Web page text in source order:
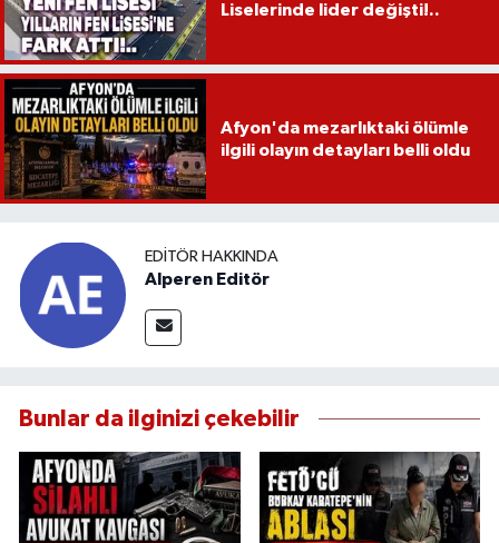
Liselerinde lider değişti!..
Afyon'da mezarlıktaki ölümle
ilgili olayın detayları belli oldu
EDITÖR HAKKINDA
Alperen Editör
Bunlar da ilginizi çekebilir